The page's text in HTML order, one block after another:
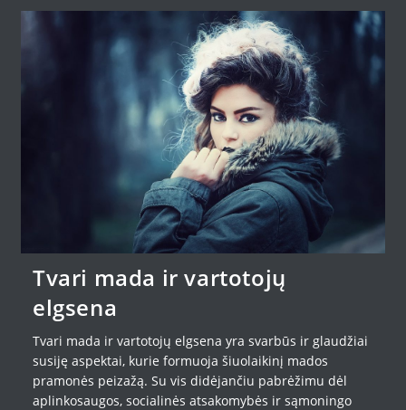
Tvari mada ir vartotojų
elgsena
Tvari mada ir vartotojų elgsena yra svarbūs ir glaudžiai
susiję aspektai, kurie formuoja šiuolaikinį mados
pramonės peizažą. Su vis didėjančiu pabrėžimu dėl
aplinkosaugos, socialinės atsakomybės ir sąmoningo